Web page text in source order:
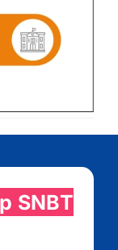
SNBT